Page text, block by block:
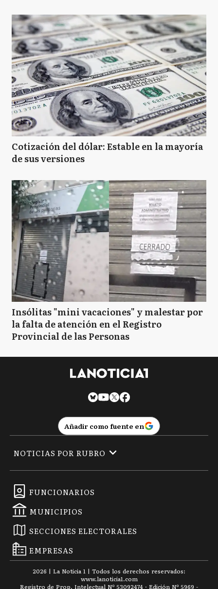
Cotización del dólar: Estable en la mayoría
de sus versiones
Insólitas "mini vacaciones" y malestar por
la falta de atención en el Registro
Provincial de las Personas
Añadir como fuente en
FUNCIONARIOS
MUNICIPIOS
SECCIONES ELECTORALES
EMPRESAS
NOTICIAS POR RUBRO
2026 | La Noticia 1 | Todos los derechos reservados:
www.lanoticia1.com
Registro de Prop. Intelectual Nº 53092474 · Edición Nº 5969 -